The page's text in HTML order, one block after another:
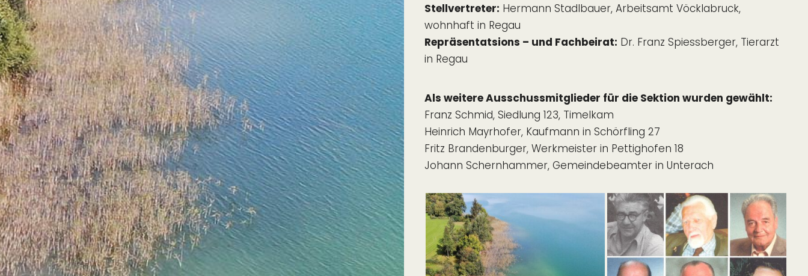
Stellvertreter: Hermann Stadlbauer, Arbeitsamt Vöcklabruck,
wohnhaft in Regau
Repräsentatsions – und Fachbeirat: Dr. Franz Spiessberger, Tierarzt
in Regau
Als weitere Ausschussmitglieder für die Sektion wurden gewählt:
Franz Schmid, Siedlung 123, Timelkam
Heinrich Mayrhofer, Kaufmann in Schörfling 27
Fritz Brandenburger, Werkmeister in Pettighofen 18
Johann Schernhammer, Gemeindebeamter in Unterach